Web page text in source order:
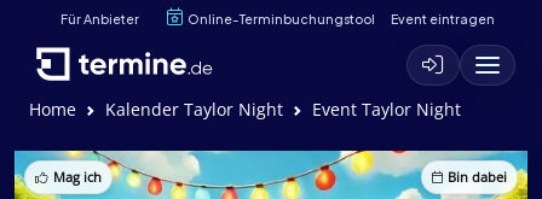
Für Anbieter Online-Terminbuchungstool Event eintragen
Home Kalender Taylor Night Event Taylor Night
Mag ich Bin dabei